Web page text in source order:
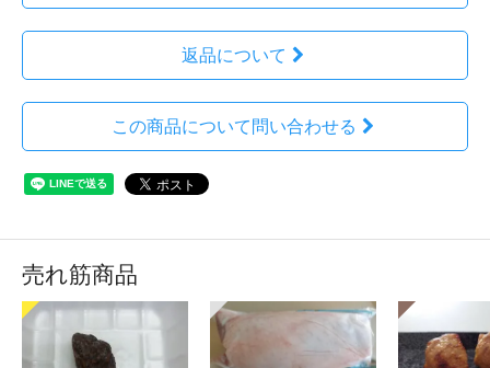
返品について
この商品について問い合わせる
売れ筋商品